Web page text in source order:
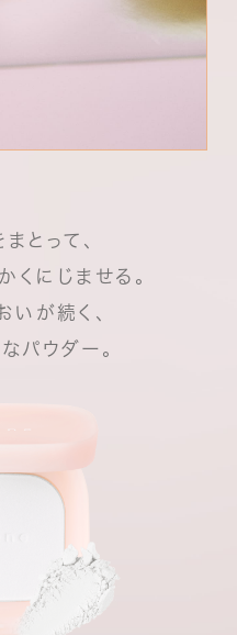
とって、
くにじませる。
いが続く、
パウダー。